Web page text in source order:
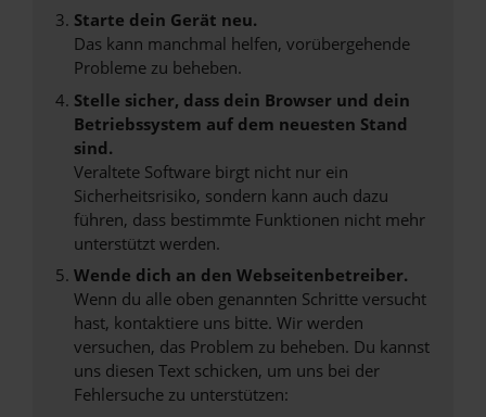
Starte dein Gerät neu.
Das kann manchmal helfen, vorübergehende
Probleme zu beheben.
Stelle sicher, dass dein Browser und dein
Betriebssystem auf dem neuesten Stand
sind.
Veraltete Software birgt nicht nur ein
Sicherheitsrisiko, sondern kann auch dazu
führen, dass bestimmte Funktionen nicht mehr
unterstützt werden.
Wende dich an den Webseitenbetreiber.
Wenn du alle oben genannten Schritte versucht
hast, kontaktiere uns bitte. Wir werden
versuchen, das Problem zu beheben. Du kannst
uns diesen Text schicken, um uns bei der
Fehlersuche zu unterstützen: